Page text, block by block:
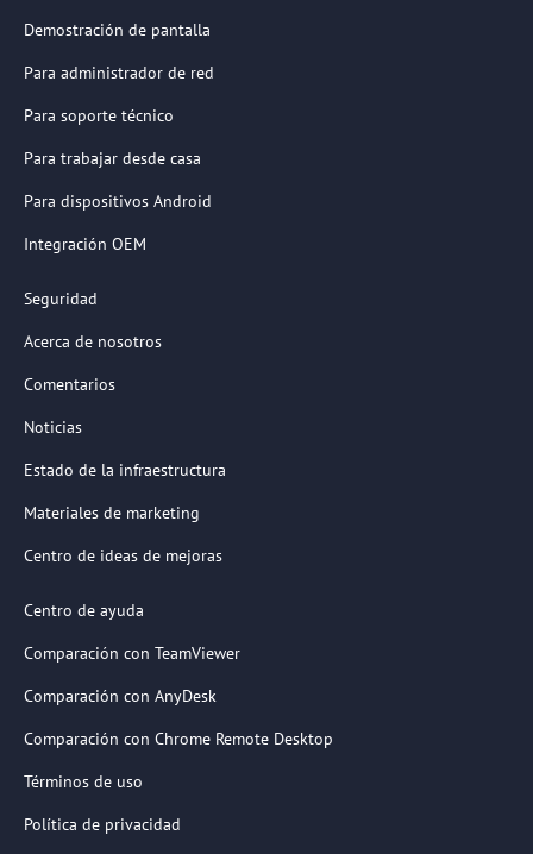
Demostración de pantalla
Para administrador de red
Para soporte técnico
Para trabajar desde casa
Para dispositivos Android
Integración OEM
Seguridad
Acerca de nosotros
Comentarios
Noticias
Estado de la infraestructura
Materiales de marketing
Centro de ideas de mejoras
Centro de ayuda
Comparación con TeamViewer
Comparación con AnyDesk
Comparación con Chrome Remote Desktop
Términos de uso
Política de privacidad